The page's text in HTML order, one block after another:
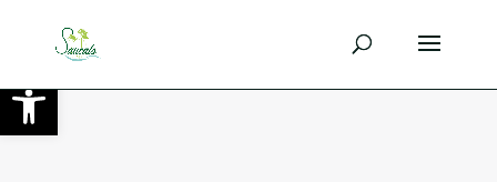
Ouvrir la barre d’outils